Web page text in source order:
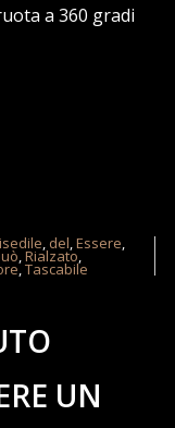
a 360 gradi
, del,Essere,
,Rialzato,
,Tascabile
UN